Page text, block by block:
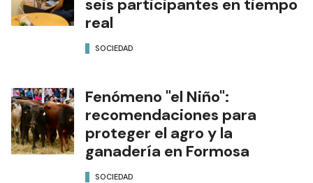
seis participantes en tiempo
real
SOCIEDAD
Fenómeno "el Niño":
recomendaciones para
proteger el agro y la
ganadería en Formosa
SOCIEDAD